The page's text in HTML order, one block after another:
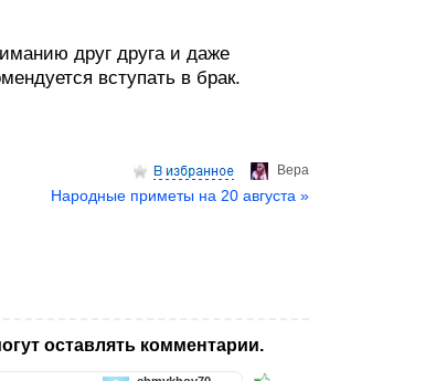
друг друга и даже
вступать в брак.
Верa
Народные приметы на 20 августа »
оставлять комментарии.